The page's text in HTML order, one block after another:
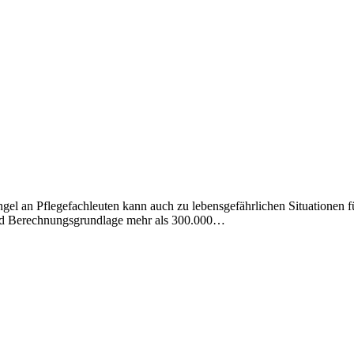
an Pflegefachleuten kann auch zu lebensgefährlichen Situationen
Berechnungsgrundlage mehr als 300.000…